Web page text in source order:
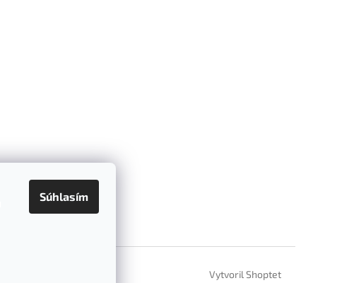
Súhlasím
Vytvoril Shoptet